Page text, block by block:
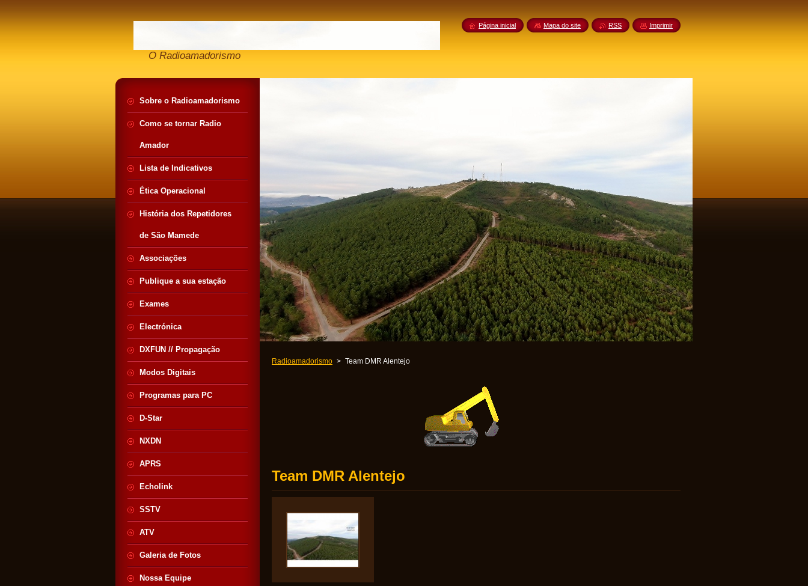
O Radioamadorismo
Radioamadorismo > Team DMR Alentejo
Team DMR Alentejo
Sobre o Radioamadorismo
Como se tornar Radio
Amador
Lista de Indicativos
Ética Operacional
História dos Repetidores
de São Mamede
Associações
Publique a sua estação
Exames
Electrónica
DXFUN // Propagação
Modos Digitais
Programas para PC
D-Star
NXDN
APRS
Echolink
SSTV
ATV
Galeria de Fotos
Nossa Equipe
Página inicial Mapa do site RSS Imprimir